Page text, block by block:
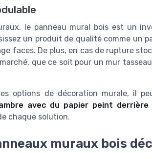
le panneau mural bois est un
un produit de qualité comme un
faces. De plus, en cas de rupture
que ce soit pour un mur
options de décoration murale, il
avec du papier peint
chaque solution.
muraux bois